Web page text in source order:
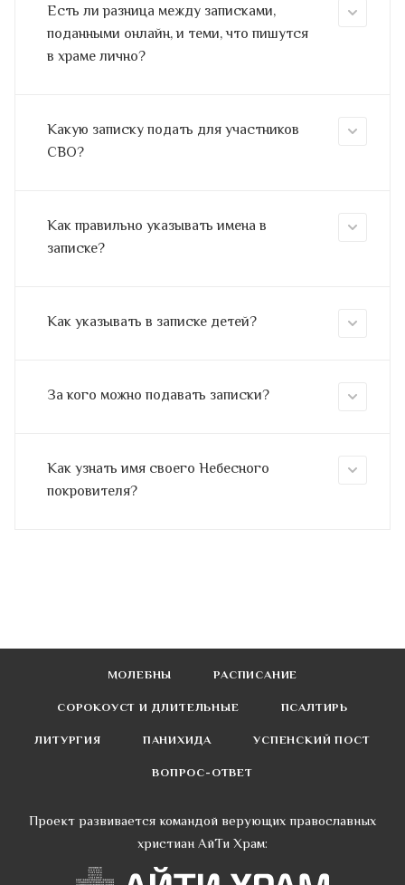
Есть ли разница между записками,
поданными онлайн, и теми, что пишутся
в храме лично?
Какую записку подать для участников
СВО?
Как правильно указывать имена в
записке?
Как указывать в записке детей?
За кого можно подавать записки?
Как узнать имя своего Небесного
покровителя?
МОЛЕБНЫ
РАСПИСАНИЕ
СОРОКОУСТ И ДЛИТЕЛЬНЫЕ
ПСАЛТИРЬ
ЛИТУРГИЯ
ПАНИХИДА
УСПЕНСКИЙ ПОСТ
ВОПРОС-ОТВЕТ
Проект развивается командой верующих православных
христиан АйТи Храм: